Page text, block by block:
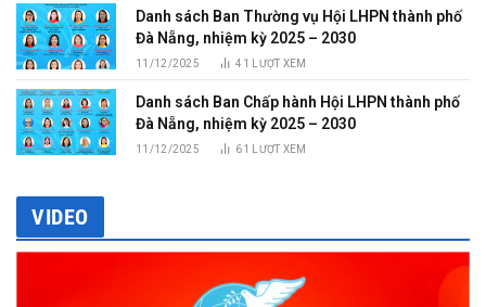
Danh sách Ban Thường vụ Hội LHPN thành phố
Đà Nẵng, nhiệm kỳ 2025 – 2030
11/12/2025 41 LƯỢT XEM
Danh sách Ban Chấp hành Hội LHPN thành phố
Đà Nẵng, nhiệm kỳ 2025 – 2030
11/12/2025 61 LƯỢT XEM
VIDEO